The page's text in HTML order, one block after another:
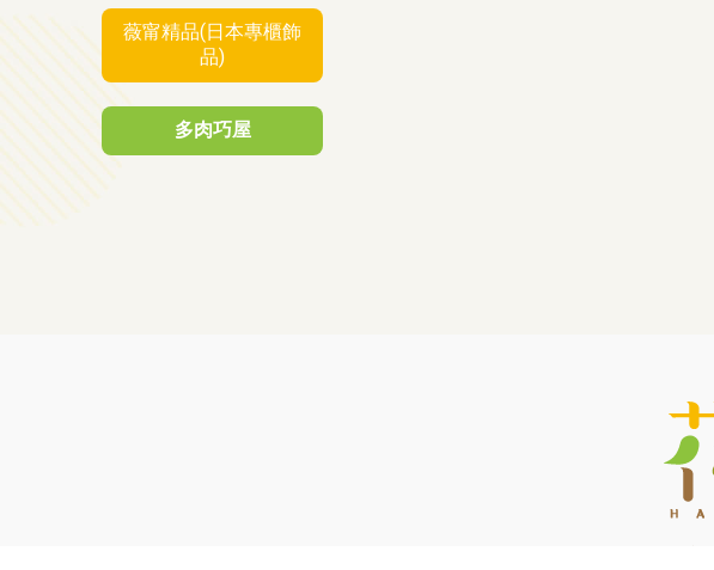
薇甯精品(日本專櫃飾
品)
多肉巧屋